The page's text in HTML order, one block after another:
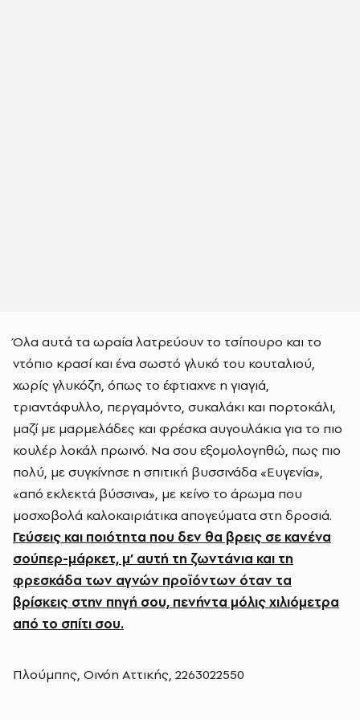
Όλα αυτά τα ωραία λατρεύουν το τσίπουρο και το
ντόπιο κρασί και ένα σωστό γλυκό του κουταλιού,
χωρίς γλυκόζη, όπως το έφτιαχνε η γιαγιά,
τριαντάφυλλο, περγαμόντο, συκαλάκι και πορτοκάλι,
μαζί με μαρμελάδες και φρέσκα αυγουλάκια για το πιο
κουλέρ λοκάλ πρωινό. Να σου εξομολογηθώ, πως πιο
πολύ, με συγκίνησε η σπιτική βυσσινάδα «Ευγενία»,
«από εκλεκτά βύσσινα», με κείνο το άρωμα που
μοσχοβολά καλοκαιριάτικα απογεύματα στη δροσιά.
Γεύσεις και ποιότητα που δεν θα βρεις σε κανένα
σούπερ-μάρκετ, μ’ αυτή τη ζωντάνια και τη
φρεσκάδα των αγνών προϊόντων όταν τα
βρίσκεις στην πηγή σου, πενήντα μόλις χιλιόμετρα
από το σπίτι σου.
Πλούμπης, Οινόη Αττικής, 2263022550